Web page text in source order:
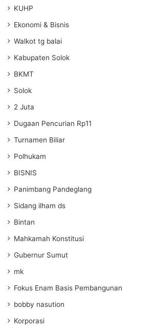
KUHP
Ekonomi & Bisnis
Walkot tg balai
Kabupaten Solok
BKMT
Solok
2 Juta
Dugaan Pencurian Rp11
Turnamen Biliar
Polhukam
BISNIS
Panimbang Pandeglang
Sidang ilham ds
Bintan
Mahkamah Konstitusi
Gubernur Sumut
mk
Fokus Enam Basis Pembangunan
bobby nasution
Korporasi